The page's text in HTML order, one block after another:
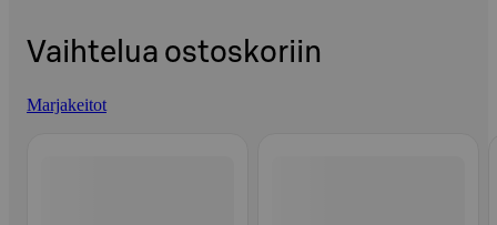
Vaihtelua ostoskoriin
Marjakeitot